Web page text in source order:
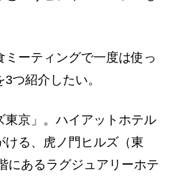
ーティングで一度は使っ
つ紹介したい。
京」。ハイアットホテル
ける、虎ノ門ヒルズ（東
にあるラグジュアリーホテ